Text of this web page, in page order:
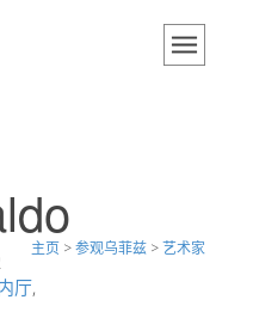
主页 >参观乌菲兹 >艺术家
厅,